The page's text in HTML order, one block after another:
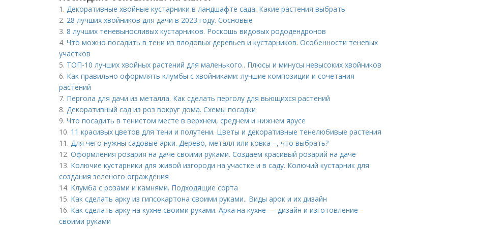
1. Декоративные хвойные кустарники в ландшафте сада. Какие растения выбрать
2. 28 лучших хвойников для дачи в 2023 году. Сосновые
3. 8 лучших теневыносливых кустарников. Роскошь видовых рододендронов
4. Что можно посадить в тени из плодовых деревьев и кустарников. Особенности теневых
участков
5. ТОП-10 лучших хвойных растений для маленького.. Плюсы и минусы невысоких хвойников
6. Как правильно оформлять клумбы с хвойниками: лучшие композиции и сочетания
растений
7. Пергола для дачи из металла. Как сделать перголу для вьющихся растений
8. Декоративный сад из роз вокруг дома. Схемы посадки
9. Что посадить в тенистом месте в верхнем, среднем и нижнем ярусе
10. 11 красивых цветов для тени и полутени. Цветы и декоративные тенелюбивые растения
11. Для чего нужны садовые арки. Дерево, металл или ковка –, что выбрать?
12. Оформления розария на даче своими руками. Создаем красивый розарий на даче
13. Колючие кустарники для живой изгороди на участке и в саду. Колючий кустарник для
создания зеленого ограждения
14. Клумба с розами и камнями. Подходящие сорта
15. Как сделать арку из гипсокартона своими руками.. Виды арок и их дизайн
16. Как сделать арку на кухне своими руками. Арка на кухне — дизайн и изготовление
своими руками